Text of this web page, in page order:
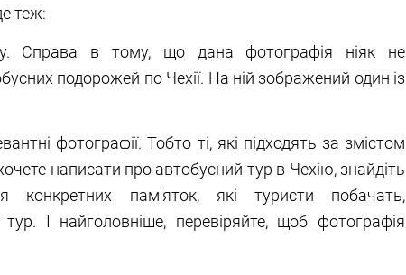
теж:
Справа в тому, що дана фотографія ніяк не
подорожей по Чехії. На ній зображений один із
фотографії. Тобто ті, які підходять за змістом
написати про автобусний тур в Чехію, знайдіть
конкретних пам'яток, які туристи побачать,
І найголовніше, перевіряйте, щоб фотографія